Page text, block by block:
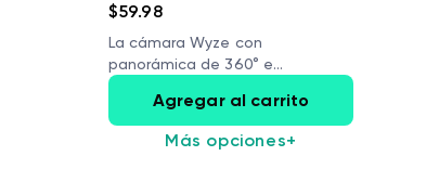
$59.98
La cámara Wyze con
panorámica de 360° e
inclinación de...
Agregar al carrito
Más opciones+